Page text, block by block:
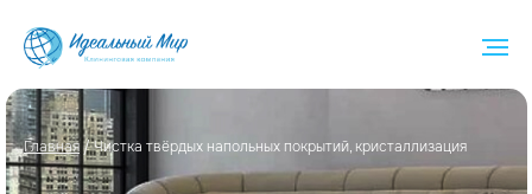
Глав ная/ Чистка твёрдых напольных покрытий, кристаллизация